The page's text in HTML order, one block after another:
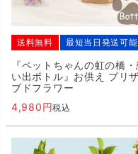
送料無料 最短当日発送可能
『ペットちゃんの虹の橋・
い出ボトル』お供え プリ
ブドフラワー
4,980
税込